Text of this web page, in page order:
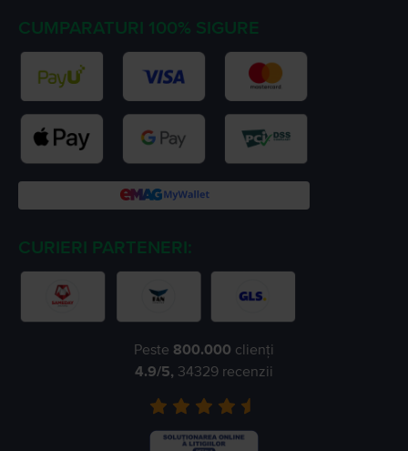
CUMPARATURI 100% SIGURE
CURIERI PARTENERI:
Peste 800.000 clienți
4.9/5, 34329 recenzii